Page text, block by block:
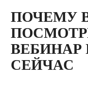
ПОЧЕМУ
ВЕБИНАР
СЕЙЧАС